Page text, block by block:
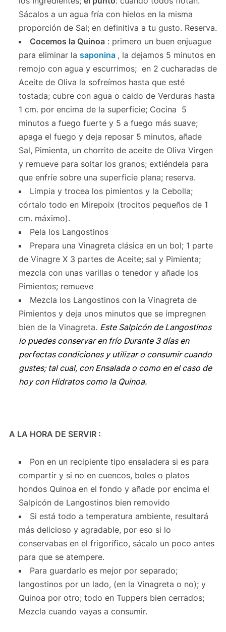
Sácalos a un agua fría con hielos en la misma
proporción de Sal; en definitiva a tu gusto. Reserva.
Cocemos la Quinoa : primero un buen enjuague
para eliminar lasaponina , la dejamos 5 minutos en
remojo con agua y escurrimos; en 2 cucharadas de
Aceite de Oliva la sofreímos hasta que esté
tostada; cubre con agua o caldo de Verduras hasta
1 cm. por encima de la superficie; Cocina 5
minutos a fuego fuerte y 5 a fuego más suave;
apaga el fuego y deja reposar 5 minutos, añade
Sal, Pimienta, un chorrito de aceite de Oliva Virgen
y remueve para soltar los granos; extiéndela para
que enfríe sobre una superficie plana; reserva.
Limpia y trocea los pimientos y la Cebolla;
córtalo todo en Mirepoix (trocitos pequeños de 1
cm. máximo).
Pela los Langostinos
Prepara una Vinagreta clásica en un bol; 1 parte
de Vinagre X 3 partes de Aceite; sal y Pimienta;
mezcla con unas varillas o tenedor y añade los
Pimientos; remueve
Mezcla los Langostinos con la Vinagreta de
Pimientos y deja unos minutos que se impregnen
bien de la Vinagreta. Este Salpicón de Langostinos
lo puedes conservar en frío Durante 3 días en
perfectas condiciones y utilizar o consumir cuando
gustes; tal cual, con Ensalada o como en el caso de
hoy con Hidratos como la Quinoa.
A LA HORA DE SERVIR :
Pon en un recipiente tipo ensaladera si es para
compartir y si no en cuencos, boles o platos
hondos Quinoa en el fondo y añade por encima el
Salpicón de Langostinos bien removido
Si está todo a temperatura ambiente, resultará
más delicioso y agradable, por eso si lo
conservabas en el frigorífico, sácalo un poco antes
para que se atempere.
Para guardarlo es mejor por separado;
langostinos por un lado, (en la Vinagreta o no); y
Quinoa por otro; todo en Tuppers bien cerrados;
Mezcla cuando vayas a consumir.